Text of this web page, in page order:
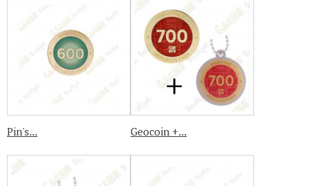
Pin's... Geocoin +...